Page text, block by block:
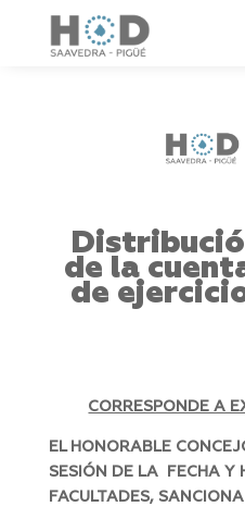
de la
de
CORRESPONDE A
EL HONORABLE
SESIÓN DE LA FECHA Y
FACULTADES,